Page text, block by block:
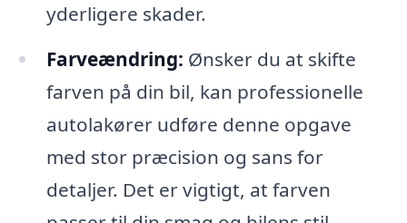
yderligere skader.
Farveændring: Ønsker du at skifte
farven på din bil, kan professionelle
autolakører udføre denne opgave
med stor præcision og sans for
detaljer. Det er vigtigt, at farven